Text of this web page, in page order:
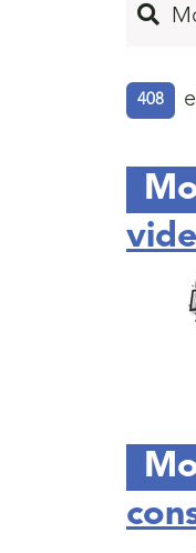
408
Inicio
de
página